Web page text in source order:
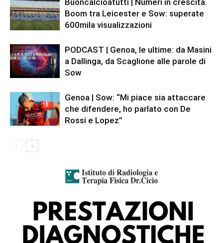
Boom tra Leicester e Sow: superate
600mila visualizzazioni
PODCAST | Genoa, le ultime: da Masini
a Dallinga, da Scaglione alle parole di
Sow
Genoa | Sow: “Mi piace sia attaccare
che difendere, ho parlato con De
Rossi e Lopez”